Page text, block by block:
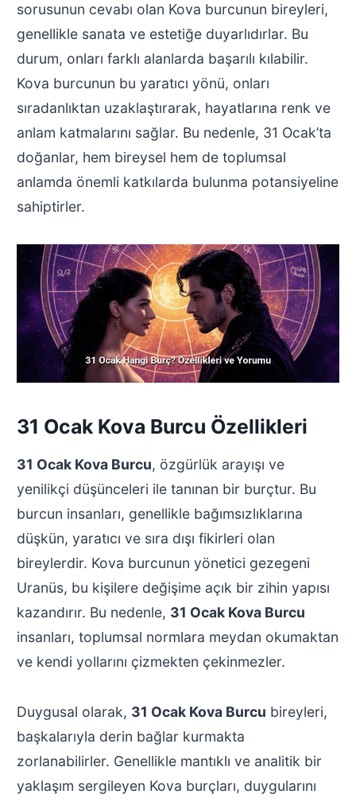
sorusunun cevabı olan Kova burcunun bireyleri,
genellikle sanata ve estetiğe duyarlıdırlar. Bu
durum, onları farklı alanlarda başarılı kılabilir.
Kova burcunun bu yaratıcı yönü, onları
sıradanlıktan uzaklaştırarak, hayatlarına renk ve
anlam katmalarını sağlar. Bu nedenle, 31 Ocak’ta
doğanlar, hem bireysel hem de toplumsal
anlamda önemli katkılarda bulunma potansiyeline
sahiptirler.
31 Ocak Kova Burcu Özellikleri
31 Ocak Kova Burcu, özgürlük arayışı ve
yenilikçi düşünceleri ile tanınan bir burçtur. Bu
burcun insanları, genellikle bağımsızlıklarına
düşkün, yaratıcı ve sıra dışı fikirleri olan
bireylerdir. Kova burcunun yönetici gezegeni
Uranüs, bu kişilere değişime açık bir zihin yapısı
kazandırır. Bu nedenle, 31 Ocak Kova Burcu
insanları, toplumsal normlara meydan okumaktan
ve kendi yollarını çizmekten çekinmezler.
Duygusal olarak, 31 Ocak Kova Burcu bireyleri,
başkalarıyla derin bağlar kurmakta
zorlanabilirler. Genellikle mantıklı ve analitik bir
yaklaşım sergileyen Kova burçları, duygularını